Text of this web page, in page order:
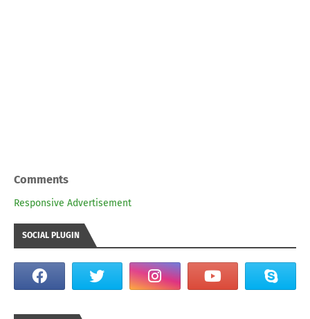
Comments
Responsive Advertisement
SOCIAL PLUGIN